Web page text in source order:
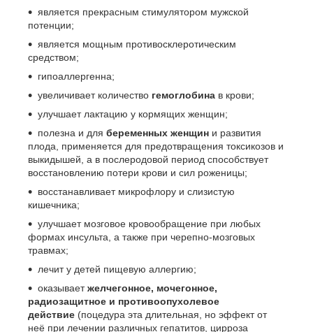
является прекрасным стимулятором мужской
потенции;
является мощным противосклеротическим
средством;
гипоаллергенна;
увеличивает количество гемоглобина в крови;
улучшает лактацию у кормящих женщин;
полезна и для беременных женщин и развития
плода, применяется для предотвращения токсикозов и
выкидышей, а в послеродовой период способствует
восстановлению потери крови и сил роженицы;
восстанавливает микрофлору и слизистую
кишечника;
улучшает мозговое кровообращение при любых
формах инсульта, а также при черепно-мозговых
травмах;
лечит у детей пищевую аллергию;
оказываетжелчегонное, мочегонное,
радиозащитное и противоопухолевое
действие (поцедура эта длительная, но эффект от
неё при лечении различных гепатитов, цирроза